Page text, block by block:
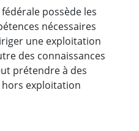
possède les
nécessaires
une exploitation
des connaissances
prétendre à des
exploitation